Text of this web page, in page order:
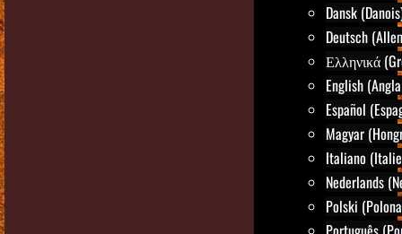
Dansk
Deutsch
Ελληνικά
English
Español
Magyar
Italiano
Nederlands
Polski